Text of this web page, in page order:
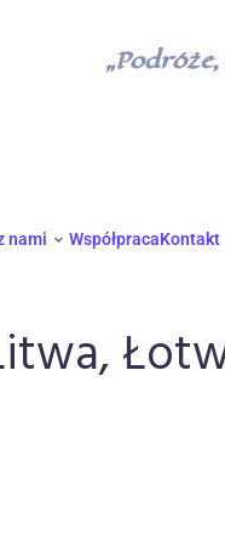
nami WspółpracaKontakt